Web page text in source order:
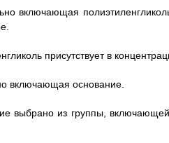
включающая
присутствует в
включающая основание.
выбрано из группы,